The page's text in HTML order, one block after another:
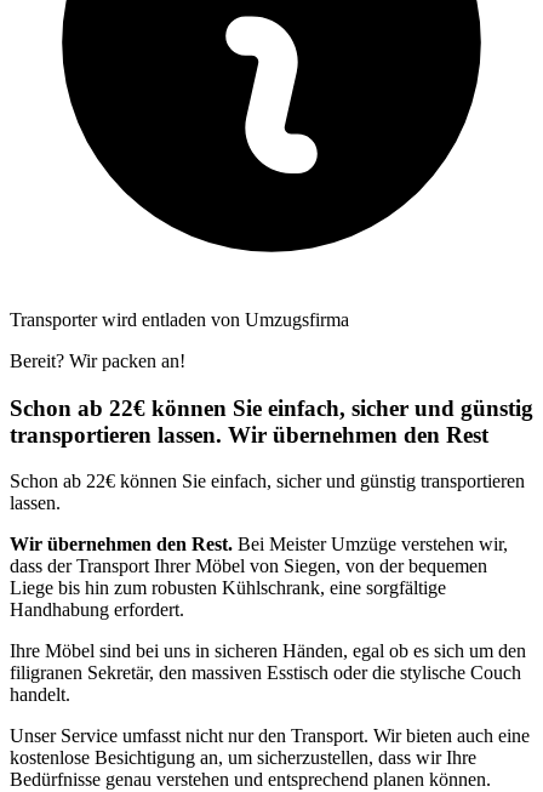
Transporter wird entladen von Umzugsfirma
Bereit? Wir packen an!
Schon ab 22€ können Sie einfach, sicher und günstig
transportieren lassen. Wir übernehmen den Rest
Schon ab 22€ können Sie einfach, sicher und günstig transportieren
lassen.
Wir übernehmen den Rest. Bei Meister Umzüge verstehen wir,
dass der Transport Ihrer Möbel von Siegen, von der bequemen
Liege bis hin zum robusten Kühlschrank, eine sorgfältige
Handhabung erfordert.
Ihre Möbel sind bei uns in sicheren Händen, egal ob es sich um den
filigranen Sekretär, den massiven Esstisch oder die stylische Couch
handelt.
Unser Service umfasst nicht nur den Transport. Wir bieten auch eine
kostenlose Besichtigung an, um sicherzustellen, dass wir Ihre
Bedürfnisse genau verstehen und entsprechend planen können.